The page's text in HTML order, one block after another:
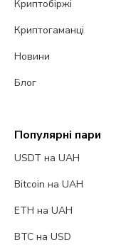
Криптобіржі
Криптогаманці
Новини
Блог
Популярні пари
USDT на UAH
Bitcoin на UAH
ETH на UAH
BTC на USD